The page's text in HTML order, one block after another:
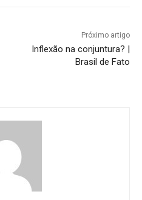
Próximo artigo
Inflexão na conjuntura? |
Brasil de Fato